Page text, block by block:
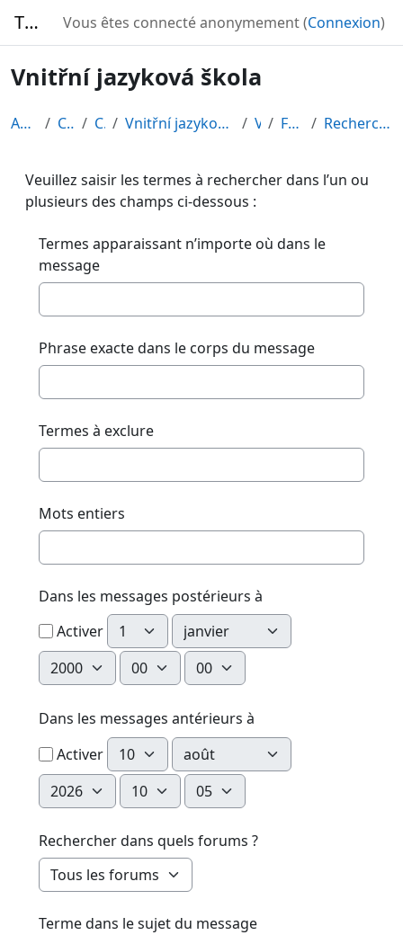
TURBO Vous êtes connecté anonymement (Connexion)
Vnitřní jazyková škola
Accueil Cours CDV Vnitřní jazyková škola - Cvičení VJŠ Forums Recherche avancée
Veuillez saisir les termes à rechercher dans l’un ou
plusieurs des champs ci-dessous :
Termes apparaissant n’importe où dans le
message
Phrase exacte dans le corps du message
Termes à exclure
Mots entiers
Dans les messages postérieurs à
ActiverJour
Mois
Année
Heure Minute
Dans les messages antérieurs à
ActiverJour
Mois
Année
Heure Minute
Rechercher dans quels forums ?
Terme dans le sujet du message